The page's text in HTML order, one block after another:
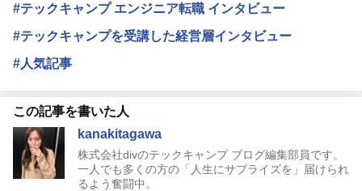
#テックキャンプ エンジニア転職 インタビュー
#テックキャンプを受講した経営層インタビュー
#人気記事
この記事を書いた人
kanakitagawa
株式会社divのテックキャンプ ブログ編集部員です。
一人でも多くの方の「人生にサプライズを」届けられ
るよう奮闘中。